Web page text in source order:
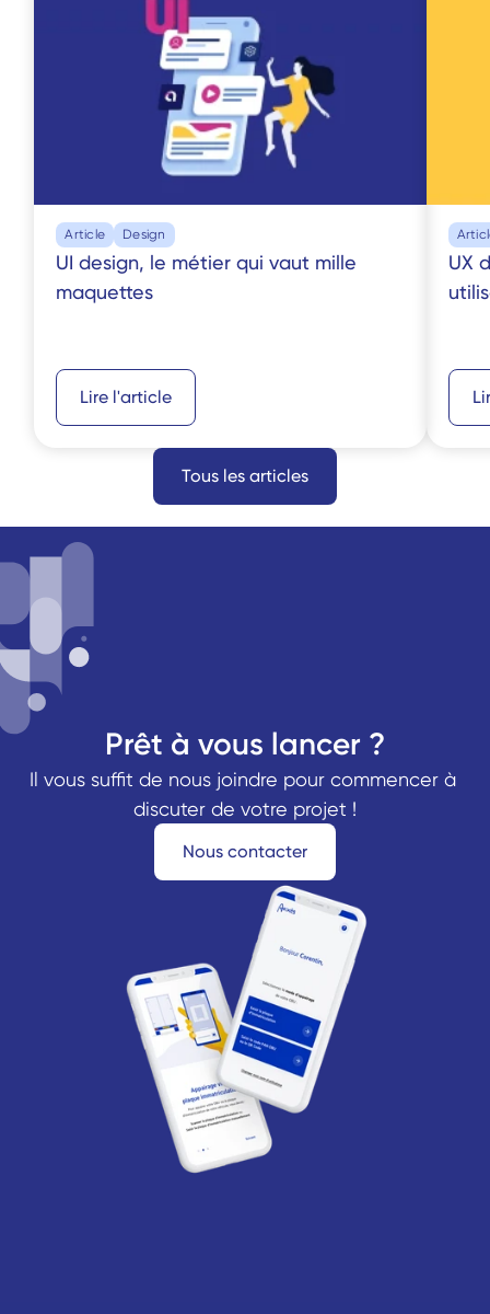
Article Design
UI design, le métier qui vaut mille
maquettes
Lire l'article
UX
Tous les articles
Prêt à vous lancer ?
Il vous suffit de nous joindre pour commencer à
discuter de votre projet !
Nous contacter